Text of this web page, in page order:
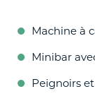
Machine à
Minibar
Peignoirs